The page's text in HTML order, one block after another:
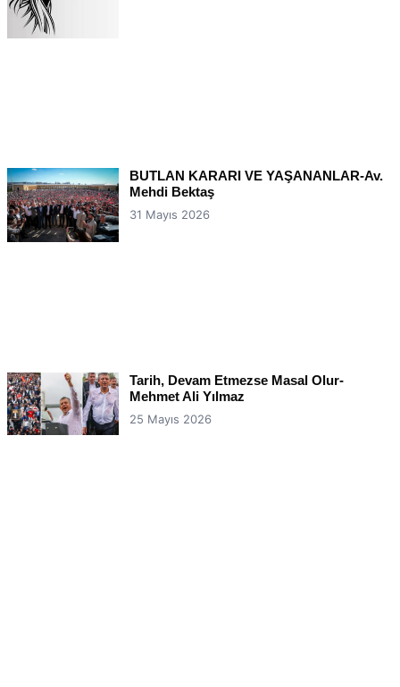
BUTLAN KARARI VE YAŞANANLAR-Av.
Mehdi Bektaş
31 Mayıs 2026
Tarih, Devam Etmezse Masal Olur-
Mehmet Ali Yılmaz
25 Mayıs 2026